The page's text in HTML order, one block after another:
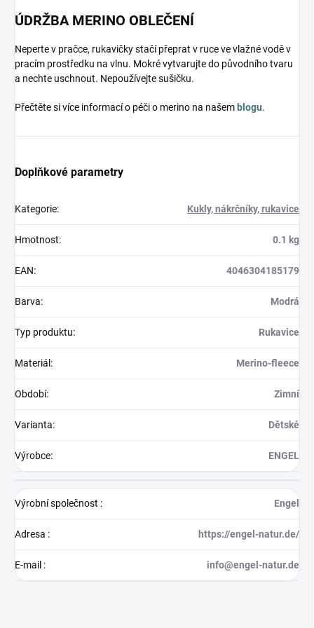
ÚDRŽBA MERINO OBLEČENÍ
Neperte v pračce, rukavičky stačí přeprat v ruce ve vlažné vodě v
pracím prostředku na vlnu. Mokré vytvarujte do původního tvaru
a nechte uschnout. Nepoužívejte sušičku.
Přečtěte si více informací o péči o merino na našem blogu.
Doplňkové parametry
Kategorie: Kukly, nákrčníky, rukavice
Hmotnost: 0.1 kg
EAN: 4046304185179
Barva: Modrá
Typ produktu: Rukavice
Materiál : Merino-fleece
Období: Zimní
Varianta: Dětské
Výrobce: ENGEL
Výrobní společnost : Engel
Adresa : https://engel-natur.de/
E-mail : info@engel-natur.de